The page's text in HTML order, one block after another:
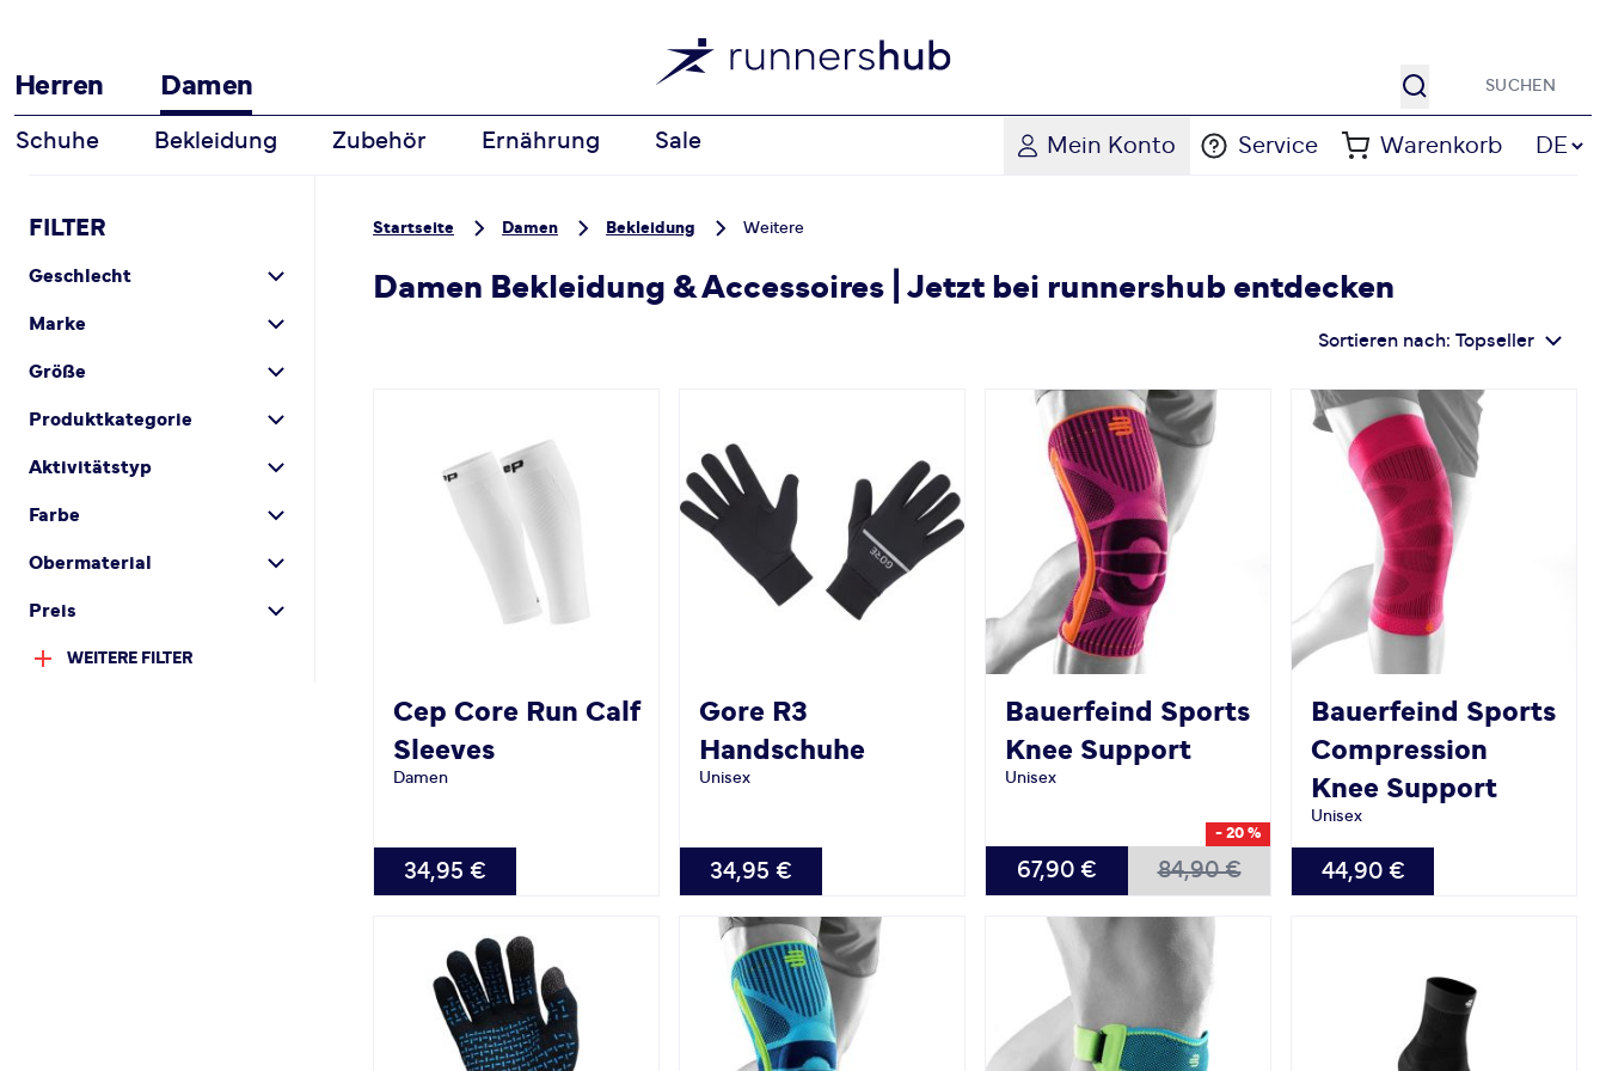
Herren Damen Suche
Schuhe Bekleidung Zubehör Ernährung Sale Mein Konto Service Warenkorb Sprache
DE
Startseite Damen Bekleidung Weitere
Damen Bekleidung & Accessoires | Jetzt bei runnershub entdecken
FILTER
Geschlecht
Marke
Größe
Produktkategorie
Aktivitätstyp
Farbe
Obermaterial
Preis
WEITERE FILTER
Sortieren nach: Topseller
Cep Core Run Calf
Sleeves
Damen
VERFÜGBAR
34,95 €
Gore R3
Handschuhe
Unisex
VERFÜGBAR
XXXL
34,95 €
- 20 %
Bauerfeind Sports
Knee Support
Unisex
VERFÜGBAR
M
67,90 € 84,90 €
Bauerfeind Sports
Compression
Knee Support
Unisex
VERFÜGBAR
XL
44,90 €